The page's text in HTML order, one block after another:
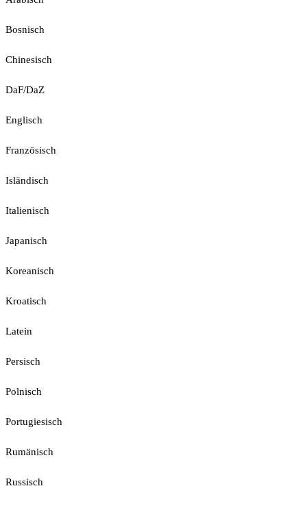
Bosnisch
Chinesisch
DaF/DaZ
Englisch
Französisch
Isländisch
Italienisch
Japanisch
Koreanisch
Kroatisch
Latein
Persisch
Polnisch
Portugiesisch
Rumänisch
Russisch